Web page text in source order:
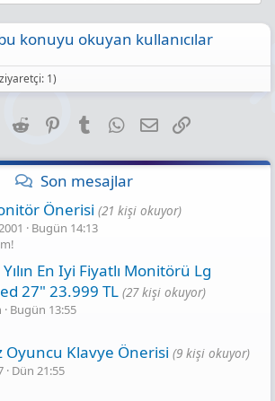
konuyu okuyan kullanıcılar
1)
X (Twitter)
Reddit PinterestTumblr WhatsApp
E-posta
Son mesajlar
Önerisi (21 kişi okuyor)
Bugün 14:13
En Iyi Fiyatlı Monitörü Lg
27" 23.999 TL (27 kişi okuyor)
Bugün 13:55
Oyuncu Klavye Önerisi (9 kişi okuyor)
Dün 21:55